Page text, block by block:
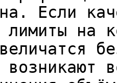
Если
на